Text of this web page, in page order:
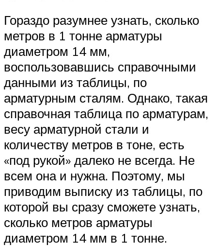
Гораздо разумнее узнать, сколько
метров в 1 тонне арматуры
диаметром 14 мм,
воспользовавшись справочными
данными из таблицы, по
арматурным сталям. Однако, такая
справочная таблица по арматурам,
весу арматурной стали и
количеству метров в тоне, есть
«под рукой» далеко не всегда. Не
всем она и нужна. Поэтому, мы
приводим выписку из таблицы, по
которой вы сразу сможете узнать,
сколько метров арматуры
диаметром 14 мм в 1 тонне.